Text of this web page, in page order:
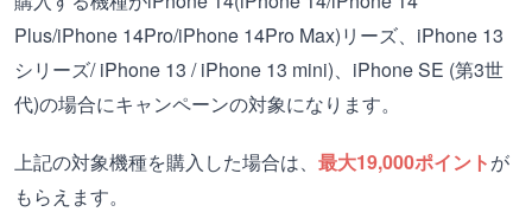
Plus/iPhone 14Pro/iPhone 14Pro Max)リーズ、iPhone 13
シリーズ/ iPhone 13 / iPhone 13 mini)、iPhone SE (第3世
代)の場合にキャンペーンの対象になります。
上記の対象機種を購入した場合は、 最大19,000ポイントが
もらえます。